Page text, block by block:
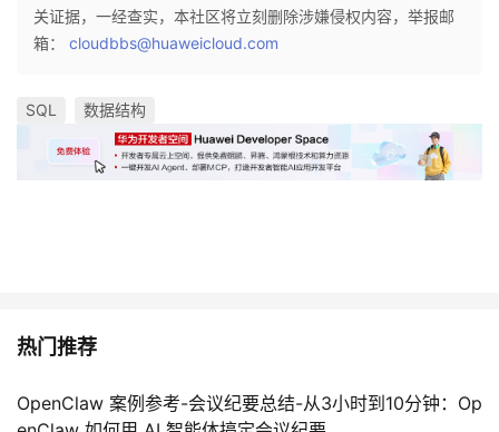
关证据，一经查实，本社区将立刻删除涉嫌侵权内容，举报邮
箱： cloudbbs@huaweicloud.com
SQL 数据结构
热门推荐
OpenClaw 案例参考-会议纪要总结-从3小时到10分钟：Op